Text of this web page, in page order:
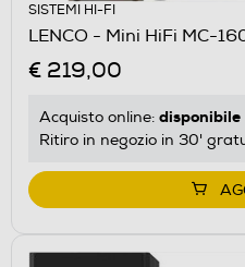
SISTEMI HI-FI
LENCO - Mini HiFi MC-
€ 219,00
Acquisto online: disponibile
Ritiro in negozio in 30'